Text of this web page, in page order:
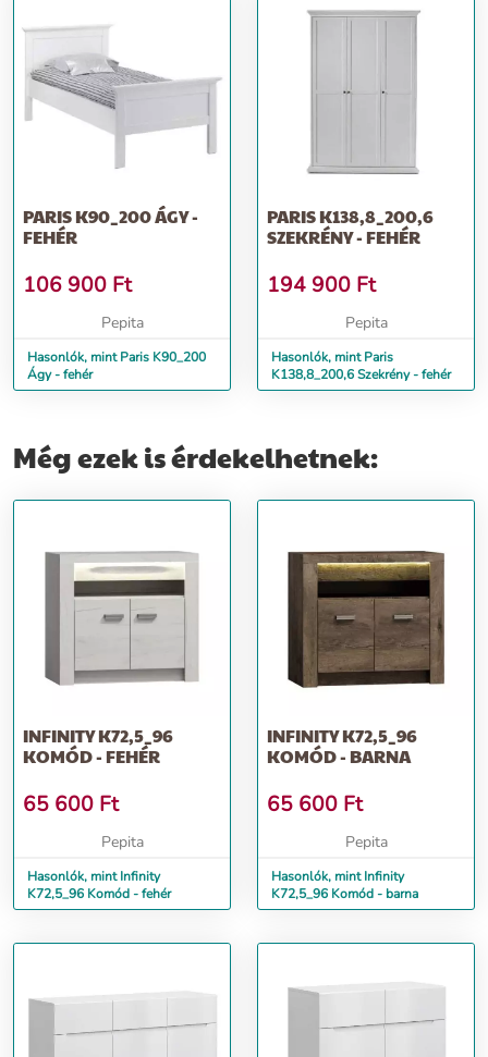
PARIS K90_200 ÁGY -
FEHÉR
106 900 Ft
Pepita
Hasonlók, mint Paris K90_200
Ágy - fehér
PARIS K138,8_200,6
SZEKRÉNY - FEHÉR
194 900 Ft
Pepita
Hasonlók, mint Paris
K138,8_200,6 Szekrény - fehér
Még ezek is érdekelhetnek:
INFINITY K72,5_96
KOMÓD - FEHÉR
65 600 Ft
Pepita
Hasonlók, mint Infinity
K72,5_96 Komód - fehér
INFINITY K72,5_96
KOMÓD - BARNA
65 600 Ft
Pepita
Hasonlók, mint Infinity
K72,5_96 Komód - barna